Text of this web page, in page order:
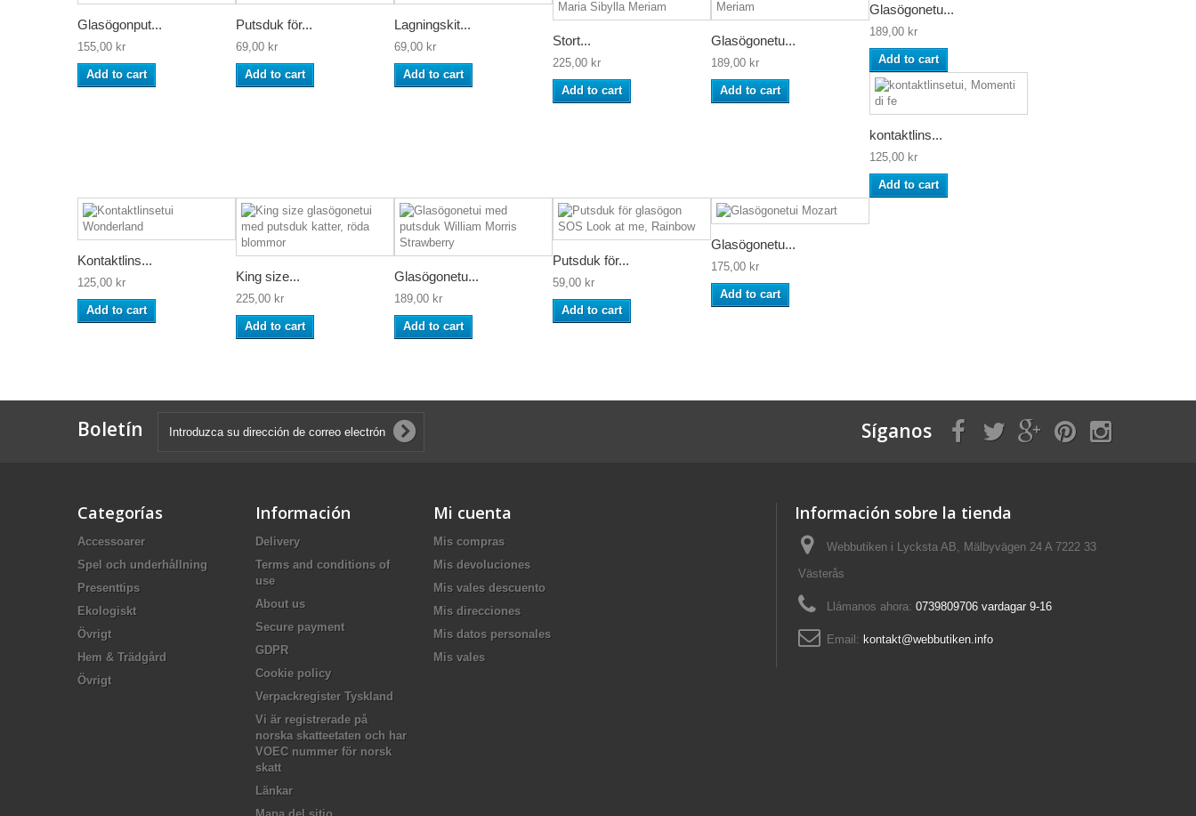
Glasögonput...
155,00 kr
Add to cart
Putsduk för...
69,00 kr
Add to cart
Lagningskit...
69,00 kr
Add to cart
Stort...
225,00 kr
Add to cart
Glasögonetu...
189,00 kr
Add to cart
Glasögonetu...
189,00 kr
Add to cart
kontaktlins...
125,00 kr
Add to cart
Kontaktlins...
125,00 kr
Add to cart
King size...
225,00 kr
Add to cart
Glasögonetu...
189,00 kr
Add to cart
Putsduk för...
59,00 kr
Add to cart
Glasögonetu...
175,00 kr
Add to cart
Boletín Síganos
Categorías
Accessoarer
Spel och underhållning
Presenttips
Ekologiskt
Övrigt
Hem & Trädgård
Övrigt
Información
Delivery
Terms and conditions of
use
About us
Secure payment
GDPR
Cookie policy
Verpackregister Tyskland
Vi är registrerade på
norska skatteetaten och har
VOEC nummer för norsk
skatt
Länkar
Mi cuenta
Mis compras
Mis devoluciones
Mis vales descuento
Mis direcciones
Mis datos personales
Mis vales
Información sobre la tienda
Webbutiken i Lycksta AB, Mälbyvägen 24 A 7222 33
Västerås
Llámanos ahora: 0739809706 vardagar 9-16
Email: kontakt@webbutiken.info